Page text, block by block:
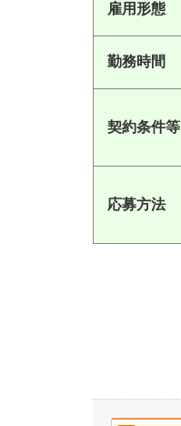
雇用形態
勤務時間
契約条件等
応募方法